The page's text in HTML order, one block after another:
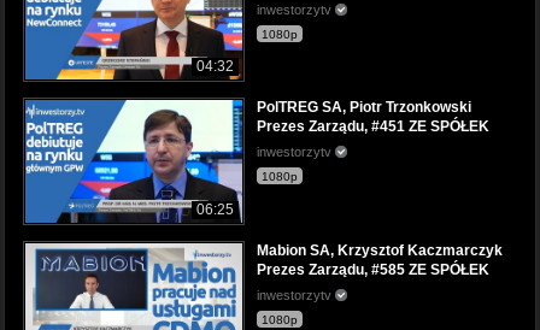
04:32
inwestorzytv
1080p
06:25
PolTREG SA, Piotr Trzonkowski
Prezes Zarządu, #451 ZE SPÓŁEK
inwestorzytv
1080p
Mabion SA, Krzysztof Kaczmarczyk
Prezes Zarządu, #585 ZE SPÓŁEK
inwestorzytv
1080p